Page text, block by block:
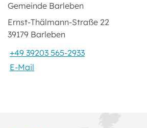
Gemeinde Barleben
Ernst-Thälmann-Straße 22
39179 Barleben
+49 39203 565-2933
E-Mail